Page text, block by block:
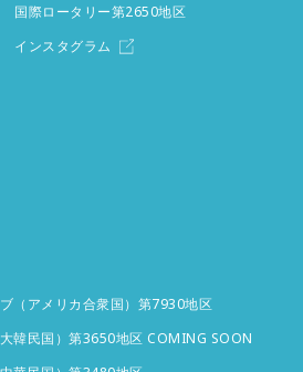
国際ロータリー第2650地区
インスタグラム
（アメリカ合衆国）第7930地区
韓民国）第3650地区 COMING SOON